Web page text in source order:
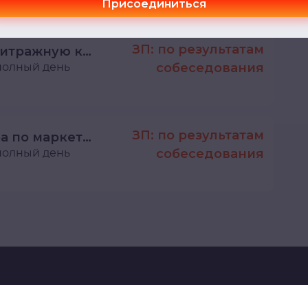
Присоединиться
Affiliate Manager в арбитражную команду
день
ЗП: по результатам
собеседования
Помощник менеджера по маркетплейсам
день
ЗП: по результатам
собеседования